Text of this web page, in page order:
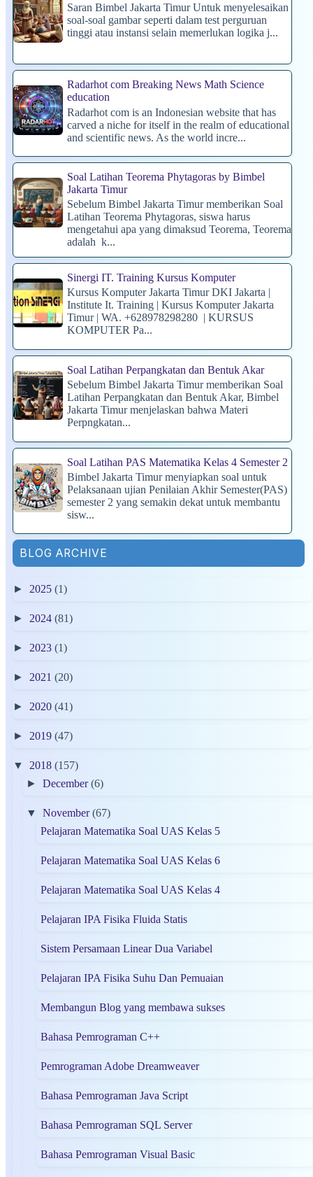
Saran Bimbel Jakarta Timur Untuk menyelesaikan
soal-soal gambar seperti dalam test perguruan
tinggi atau instansi selain memerlukan logika j...
Radarhot com Breaking News Math Science
education
Radarhot com is an Indonesian website that has
carved a niche for itself in the realm of educational
and scientific news. As the world incre...
Soal Latihan Teorema Phytagoras by Bimbel
Jakarta Timur
Sebelum Bimbel Jakarta Timur memberikan Soal
Latihan Teorema Phytagoras, siswa harus
mengetahui apa yang dimaksud Teorema, Teorema
adalah k...
Sinergi IT. Training Kursus Komputer
Kursus Komputer Jakarta Timur DKI Jakarta |
Institute It. Training | Kursus Komputer Jakarta
Timur | WA. +628978298280 | KURSUS
KOMPUTER Pa...
Soal Latihan Perpangkatan dan Bentuk Akar
Sebelum Bimbel Jakarta Timur memberikan Soal
Latihan Perpangkatan dan Bentuk Akar, Bimbel
Jakarta Timur menjelaskan bahwa Materi
Perpngkatan...
Soal Latihan PAS Matematika Kelas 4 Semester 2
Bimbel Jakarta Timur menyiapkan soal untuk
Pelaksanaan ujian Penilaian Akhir Semester(PAS)
semester 2 yang semakin dekat untuk membantu
sisw...
BLOG ARCHIVE
► 2025 (1)
► 2024 (81)
► 2023 (1)
► 2021 (20)
► 2020 (41)
► 2019 (47)
▼ 2018 (157)
►December(6)
▼November(67)
Pelajaran Matematika Soal UAS Kelas 5
Pelajaran Matematika Soal UAS Kelas 6
Pelajaran Matematika Soal UAS Kelas 4
Pelajaran IPA Fisika Fluida Statis
Sistem Persamaan Linear Dua Variabel
Pelajaran IPA Fisika Suhu Dan Pemuaian
Membangun Blog yang membawa sukses
Bahasa Pemrograman C++
Pemrograman Adobe Dreamweaver
Bahasa Pemrograman Java Script
Bahasa Pemrograman SQL Server
Bahasa Pemrograman Visual Basic